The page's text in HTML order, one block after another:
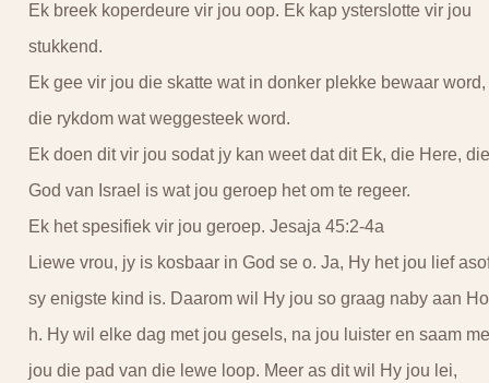
Ek breek koperdeure vir jou oop. Ek kap ysterslotte vir jou
stukkend.
Ek gee vir jou die skatte wat in donker plekke bewaar word,
die rykdom wat weggesteek word.
Ek doen dit vir jou sodat jy kan weet dat dit Ek, die Here, die
God van Israel is wat jou geroep het om te regeer.
Ek het spesifiek vir jou geroep. Jesaja 45:2-4a
Liewe vrou, jy is kosbaar in God se o. Ja, Hy het jou lief
sy enigste kind is. Daarom wil Hy jou so graag naby aan
h. Hy wil elke dag met jou gesels, na jou luister en saam
jou die pad van die lewe loop. Meer as dit wil Hy jou lei,